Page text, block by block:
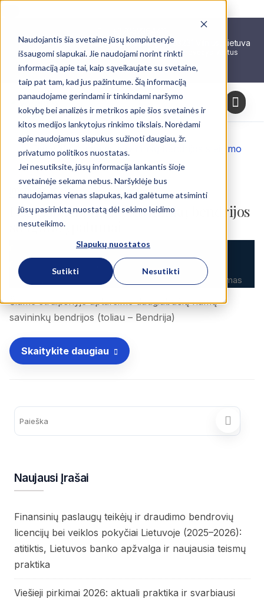
Naudojantis šia svetaine jūsų kompiuteryje
išsaugomi slapukai. Jie naudojami norint rinkti
informaciją apie tai, kaip sąveikaujate su svetaine,
taip pat tam, kad jus pažintume. Šią informaciją
panaudojame gerindami ir tinkindami naršymo
kokybę bei analizės ir metrikos apie šios svetainės ir
kitos medijos lankytojus rinkimo tikslais. Norėdami
apie naudojamus slapukus sužinoti daugiau, žr.
privatumo politikos nuostatas.
Jei nesutiksite, jūsų informacija lankantis šioje
svetainėje sekama nebus. Naršyklėje bus
naudojamas vienas slapukas, kad galėtume atsiminti
jūsų pasirinktą nuostatą dėl sekimo leidimo
nesuteikimo.
Slapukų nuostatos
Sutikti Nesutikti
content
Vorantex Vilnius, Naugarduko g. 3, 03231 Vilnius, Lietuva
Vorantex Kaunas, Klaipėda, Šiauliai, Panevėžys, Alytus
Žyma:Daugiabučių namų
savininkų bendrijos steigimas
Home
Tinklaraštis
Daugiabučių namų savininkų bendrijos steigimas
Įmonių teisė
Daugiabučių namų savininkų bendrijos
steigimo ypatumai
Bendrijos steigimas
Daugiabučių namų savininkų
bendrija
Daugiabučių namų savininkų bendrijos steigimas
Šiame straipsnyje aptarsime daugiabučių namų
savininkų bendrijos (toliau – Bendrija)
Skaitykite daugiau
Naujausi Įrašai
Finansinių paslaugų teikėjų ir draudimo bendrovių
licencijų bei veiklos pokyčiai Lietuvoje (2025–2026):
atitiktis, Lietuvos banko apžvalga ir naujausia teismų
praktika
Viešieji pirkimai 2026: aktuali praktika ir svarbiausi